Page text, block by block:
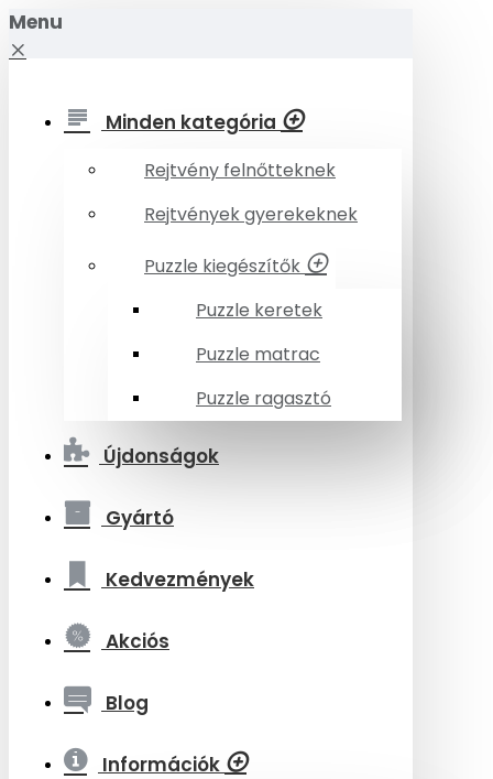
Menu
Minden kategória
Rejtvény felnőtteknek
Rejtvények gyerekeknek
Puzzle kiegészítők
Puzzle keretek
Puzzle matrac
Puzzle ragasztó
Újdonságok
Gyártó
Kedvezmények
Akciós
Blog
Információk